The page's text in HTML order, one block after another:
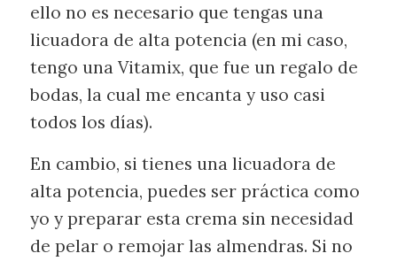
ello no es necesario que tengas una
licuadora de alta potencia (en mi caso,
tengo una Vitamix, que fue un regalo de
bodas, la cual me encanta y uso casi
todos los días).
En cambio, si tienes una licuadora de
alta potencia, puedes ser práctica como
yo y preparar esta crema sin necesidad
de pelar o remojar las almendras. Si no